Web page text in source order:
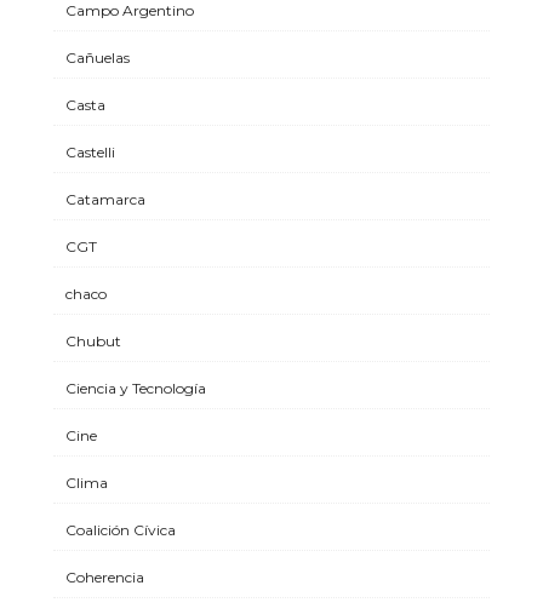
Campo Argentino
Cañuelas
Casta
Castelli
Catamarca
CGT
chaco
Chubut
Ciencia y Tecnología
Cine
Clima
Coalición Cívica
Coherencia